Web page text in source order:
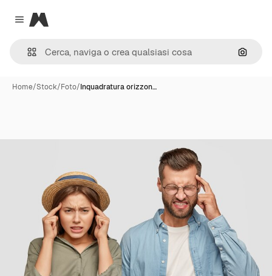
Close menu
Magnific
Cerca
Home/Stock/Foto/Inquadratura orizzon…